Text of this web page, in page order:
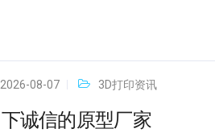
2026-08-07 3D打印资讯
诚信的原型厂家